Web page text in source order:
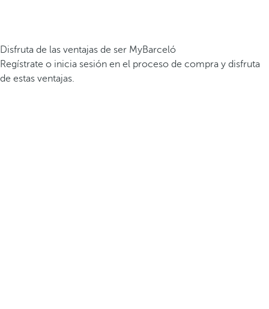
Disfruta de las ventajas de ser MyBarceló
Regístrate o inicia sesión en el proceso de compra y disfruta
de estas ventajas.